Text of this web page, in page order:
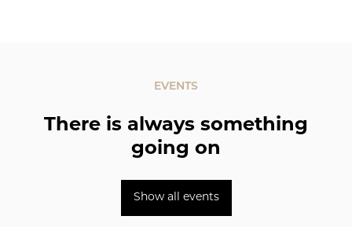
EVENTS
There is always something
going on
Show all events